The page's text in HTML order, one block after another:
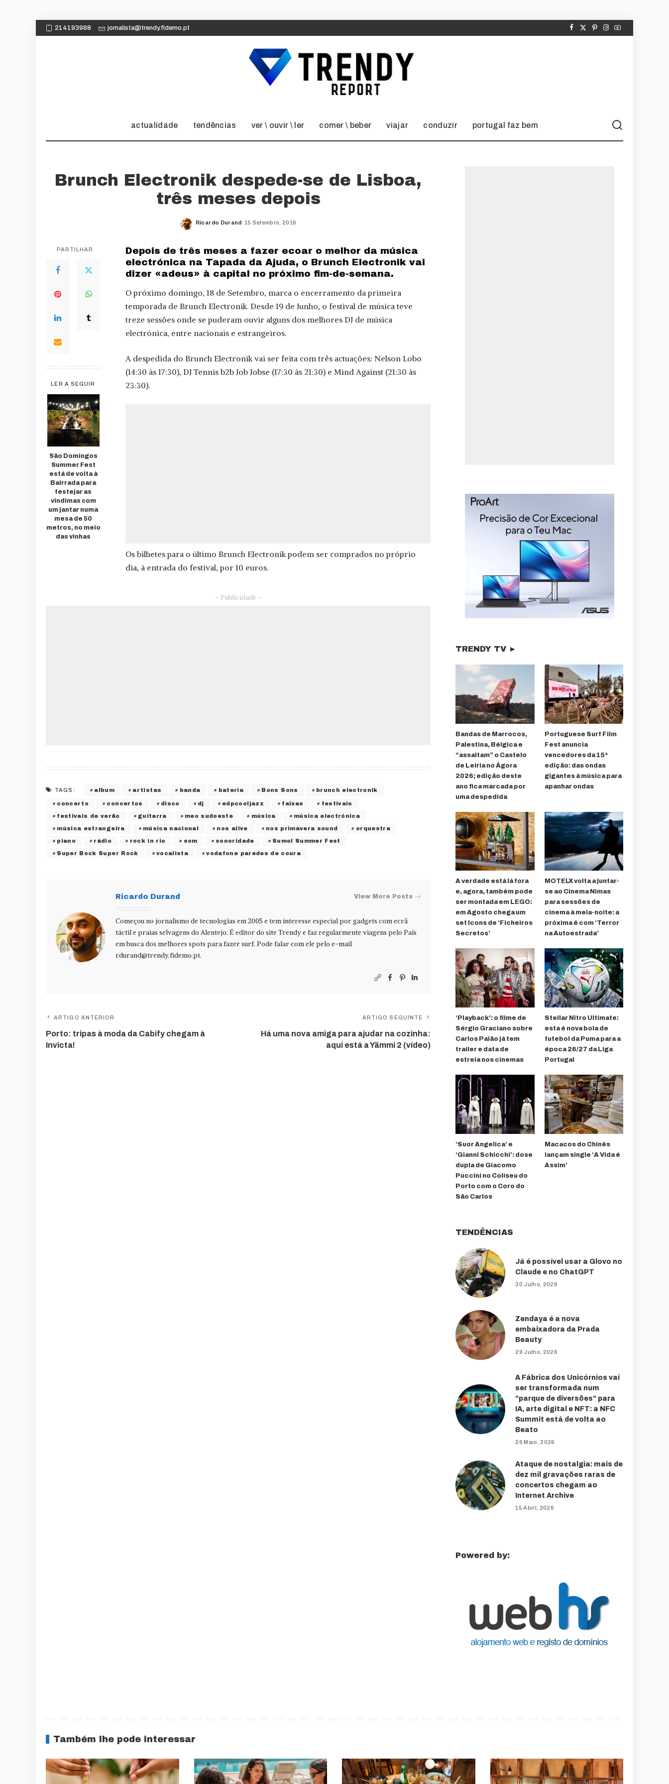
214193988 jornalista@trendy.fidemo.pt
actualidade tendências ver \ ouvir \ ler comer \ beber viajar conduzir portugal faz bem
Brunch Electronik despede-se de Lisboa,
três meses depois
Posted
Ricardo Durand 15 Setembro, 2016
PARTILHAR
LER A SEGUIR
São Domingos
Summer Fest
está de volta à
Bairrada para
festejar as
vindimas com
um jantar numa
mesa de 50
metros, no meio
das vinhas
Depois de três meses a fazer ecoar o melhor da música
electrónica na Tapada da Ajuda, o Brunch Electronik vai
dizer «adeus» à capital no próximo fim-de-semana.
O próximo domingo, 18 de Setembro, marca o encerramento da primeira
temporada de Brunch Electronik. Desde 19 de Junho, o festival de música teve
treze sessões onde se puderam ouvir alguns dos melhores DJ de música
electrónica, entre nacionais e estrangeiros.
A despedida do Brunch Electronik vai ser feita com três actuações: Nelson Lobo
(14:30 às 17:30), DJ Tennis b2b Job Jobse (17:30 às 21:30) e Mind Against (21:30 às
23:30).
Os bilhetes para o último Brunch Electronik podem ser comprados no próprio
dia, à entrada do festival, por 10 euros.
– Publicidade –
TAGS: album artistas banda bateria Bons Sons brunch electronik
concerto concertos disco dj edpcooljazz faixas festivais
festivais de verão guitarra meo sudoeste música música electrónica
música estrangeira música nacional nos alive nos primavera sound orquestra
piano rádio rock in rio som sonoridade Sumol Summer Fest
Super Bock Super Rock vocalista vodafone paredes de coura
Ricardo Durand View More Posts
Começou no jornalismo de tecnologias em 2005 e tem interesse especial por gadgets com ecrã
táctil e praias selvagens do Alentejo. É editor do site Trendy e faz regularmente viagens pelo País
em busca dos melhores spots para fazer surf. Pode falar com ele pelo e-mail
rdurand@trendy.fidemo.pt.
ARTIGO ANTERIOR
Porto: tripas à moda da Cabify chegam à
Invicta!
ARTIGO SEGUINTE
Há uma nova amiga para ajudar na cozinha:
aqui está a Yämmi 2 (vídeo)
TRENDY TV ►
Bandas de Marrocos,
Palestina, Bélgica e
“assaltam” o Castelo
de Leiria no Ágora
2026; edição deste
ano fica marcada por
uma despedida
Portuguese Surf Film
Fest anuncia
vencedores da 15ª
edição: das ondas
gigantes à música para
apanhar ondas
A verdade está lá fora
e, agora, também pode
ser montada em LEGO:
em Agosto chega um
set Icons de ‘Ficheiros
Secretos’
MOTELX volta a juntar-
se ao Cinema Nimas
para sessões de
cinema à meia-noite: a
próxima é com ‘Terror
na Autoestrada’
‘Playback’: o filme de
Sérgio Graciano sobre
Carlos Paião já tem
trailer e data de
estreia nos cinemas
Stellar Nitro Ultimate:
esta é nova bola de
futebol da Puma para a
época 26/27 da Liga
Portugal
‘Suor Angelica’ e
‘Gianni Schicchi’: dose
dupla de Giacomo
Puccini no Coliseu do
Porto com o Coro do
São Carlos
Macacos do Chinês
lançam single ‘A Vida é
Assim’
TENDÊNCIAS
Já é possível usar a Glovo no
Claude e no ChatGPT
30 Julho, 2026
Zendaya é a nova
embaixadora da Prada
Beauty
29 Julho, 2026
A Fábrica dos Unicórnios vai
ser transformada num
“parque de diversões” para
IA, arte digital e NFT: a NFC
Summit está de volta ao
Beato
26 Maio, 2026
Ataque de nostalgia: mais de
dez mil gravações raras de
concertos chegam ao
Internet Archive
15 Abril, 2026
Powered by:
Também lhe pode interessar